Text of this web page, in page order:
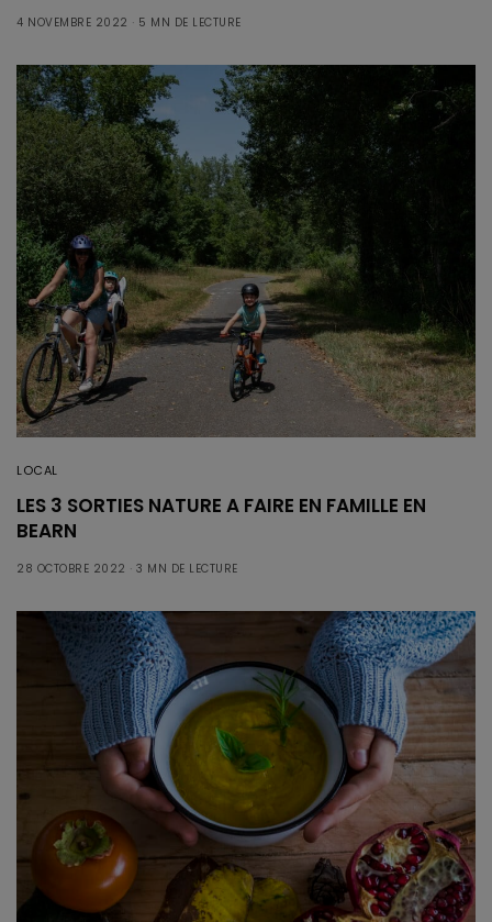
4 NOVEMBRE 2022 5 MN DE LECTURE
LOCAL
LES 3 SORTIES NATURE A FAIRE EN FAMILLE EN
BEARN
28 OCTOBRE 2022 3 MN DE LECTURE